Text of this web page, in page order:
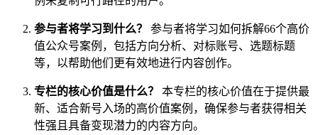
参与者将学习到什么？
参与者将学习如何拆解66个高价
值公众号案例，包括方向分析、对标账号、选题标题
等，以帮助他们更有效地进行内容创作。
专栏的核心价值是什么？
本专栏的核心价值在于提供最
新、适合新号入场的高价值案例，确保参与者获得相关
性强且具备变现潜力的内容方向。